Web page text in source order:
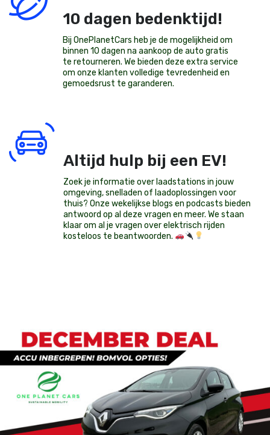
10 dagen bedenktijd!
Bij OnePlanetCars heb je de mogelijkheid om
binnen 10 dagen na aankoop de auto gratis
te retourneren. We bieden deze extra service
om onze klanten volledige tevredenheid en
gemoedsrust te garanderen.
Altijd hulp bij een EV!
Zoek je informatie over laadstations in jouw
omgeving, snelladen of laadoplossingen voor
thuis? Onze wekelijkse blogs en podcasts bieden
antwoord op al deze vragen en meer. We staan
klaar om al je vragen over elektrisch rijden
kosteloos te beantwoorden.